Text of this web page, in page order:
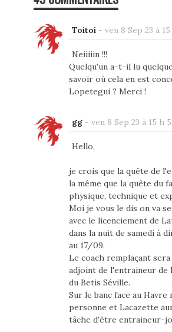
Toitoi - ven 8 Sep 23 à
Neiiiiin !!!
Quelqu'un a-t-il lu
savoir où cela en est
Lopetegui ? Merci !
gg- ven 8 Sep 23 à 15 h
Hello,
je crois que la quête de
la même que la quête du
physique, technique et
Moi je vous le dis on va
avec le licenciement de
dans la nuit de samedi à
au 17/09.
Le coach remplaçant
adjoint de l'entraineur de
du Betis Séville.
Sur le banc face au Havre
personne et Lacazette
tâche d'être entraineur-